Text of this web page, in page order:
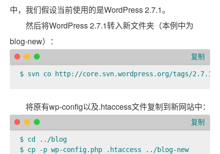
中，我们假设当前使用的是WordPress 2.7.1。
然后将WordPress 2.7.1转入新文件夹（本例中为
blog-new）：
$ svn co http://core.svn.wordpress.org/tags/2.7.1
复制
将原有wp-config以及.htaccess文件复制到新网站中：
$ cd ../blog
$ cp -p wp-config.php .htaccess ../blog-new
复制